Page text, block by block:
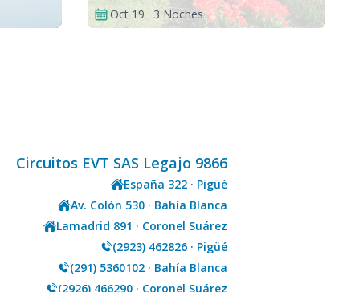
Oct 19 · 3 Noches
Circuitos EVT SAS Legajo 9866
España 322 · Pigüé
Av. Colón 530 · Bahía Blanca
Lamadrid 891 · Coronel Suárez
(2923) 462826 · Pigüé
(291) 5360102 · Bahía Blanca
(2926) 466290 · Coronel Suárez